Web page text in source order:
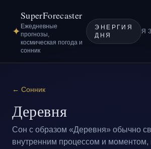
✦
SuperForecaster
Ежедневные
прогнозы,
космическая погода и
сонник
ЭНЕРГИЯ
ДНЯ
← Сонник
Деревня
Сон с образом «Деревня» обычно
внутренним процессом и моментом,